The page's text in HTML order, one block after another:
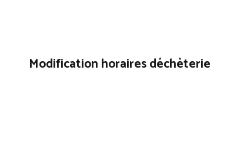
Modification horaires déchèterie